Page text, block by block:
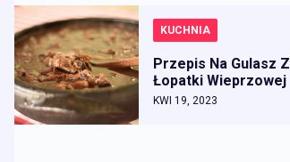
KUCHNIA
Przepis Na Gulasz Z
Łopatki Wieprzowej
KWI 19, 2023